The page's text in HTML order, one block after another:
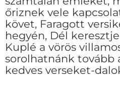
őriznek vele
követ, Faragott
hegyén, Dél
Kuplé a vörös
sorolhatnánk tovább
kedves verseket-